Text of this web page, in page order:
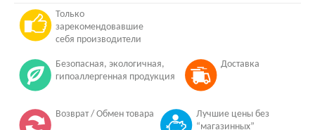
Только
зарекомендовавшие
себя производители
Безопасная, экологичная,
гипоаллергенная продукция
Доставка
Возврат / Обмен товара
Лучшие цены без
“магазинных”